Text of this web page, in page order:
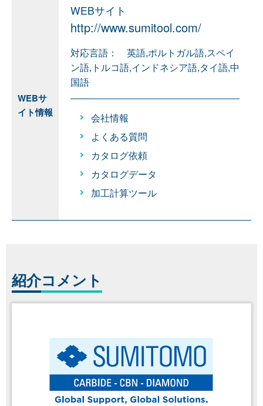
WEBサ
イト情報
WEBサイト
http://www.sumitool.com/
対応言語： 英語,ポルトガル語,スペイ
ン語,トルコ語,インドネシア語,タイ語,中
国語
会社情報
よくある質問
カタログ依頼
カタログデータ
加工計算ツール
紹介コメント